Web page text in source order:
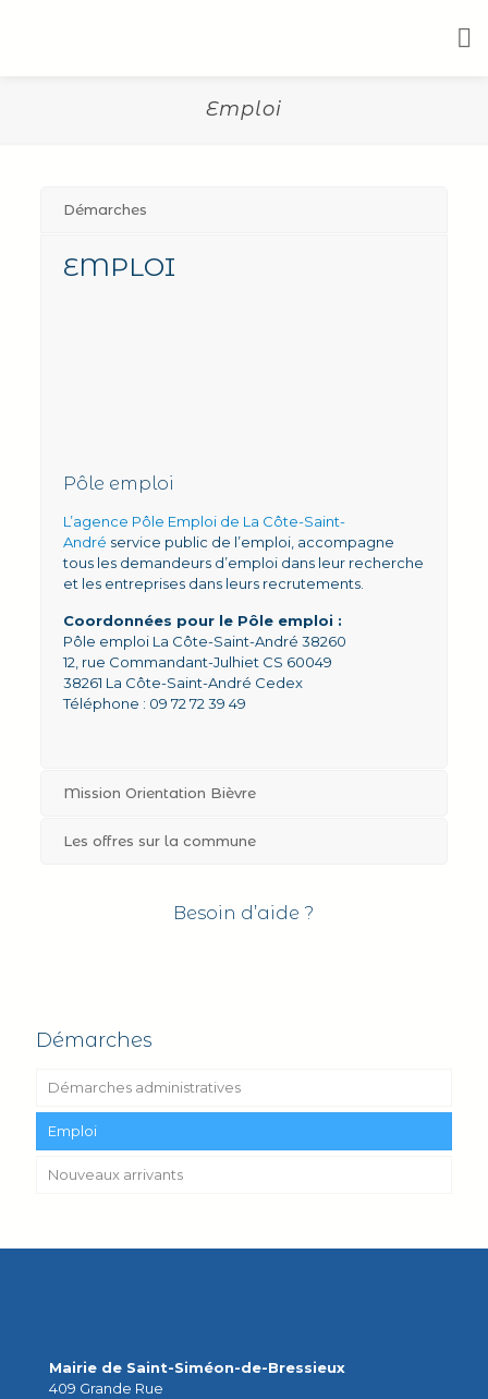
Emploi
Démarches
EMPLOI
Pôle emploi
L’agence Pôle Emploi de La Côte-Saint-
André service public de l’emploi, accompagne
tous les demandeurs d’emploi dans leur recherche
et les entreprises dans leurs recrutements.
Coordonnées pour le Pôle emploi :
Pôle emploi La Côte-Saint-André 38260
12, rue Commandant-Julhiet CS 60049
38261 La Côte-Saint-André Cedex
Téléphone : 09 72 72 39 49
Mission Orientation Bièvre
Les offres sur la commune
Besoin d’aide ?
Démarches
Démarches administratives
Emploi
Nouveaux arrivants
Mairie de Saint-Siméon-de-Bressieux
409 Grande Rue